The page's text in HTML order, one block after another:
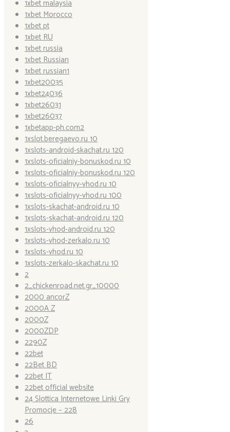
1xbet malaysia
1xbet Morocco
1xbet pt
1xbet RU
1xbet russia
1xbet Russian
1xbet russian1
1xbet20035
1xbet24036
1xbet26031
1xbet26037
1xbetapp-ph.com2
1xslot.beregaevo.ru 10
1xslots-android-skachat.ru 120
1xslots-oficialniy-bonuskod.ru 10
1xslots-oficialniy-bonuskod.ru 120
1xslots-oficialnyy-vhod.ru 10
1xslots-oficialnyy-vhod.ru 100
1xslots-skachat-android.ru 10
1xslots-skachat-android.ru 120
1xslots-vhod-android.ru 120
1xslots-vhod-zerkalo.ru 10
1xslots-vhod.ru 10
1xslots-zerkalo-skachat.ru 10
2
2_chickenroad.net.gr_10000
2000 ancorZ
2000A Z
2000Z
2000ZDP
2290Z
22bet
22Bet BD
22bet IT
22bet official website
24 Slottica Internetowe Linki Gry
Promocje – 228
26